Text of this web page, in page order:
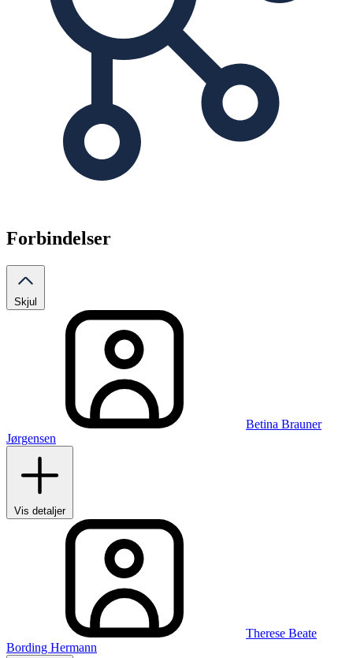
Forbindelser
Skjul
Betina Brauner
Jørgensen
Vis detaljer
Therese Beate
Bording Hermann